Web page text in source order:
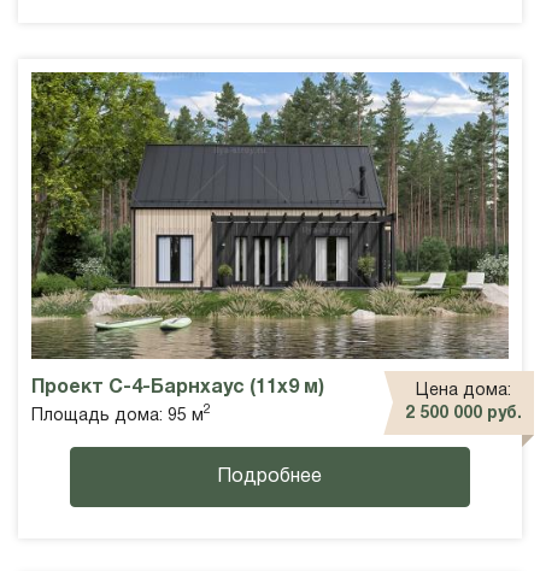
Проект С-4-Барнхаус (11х9 м)
Площадь дома: 95 м2
Цена дома:
2 500 000 руб.
Подробнее